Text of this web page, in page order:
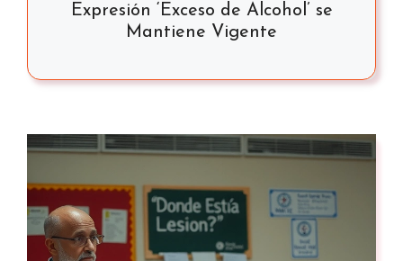
Expresión ‘Exceso de Alcohol’ se
Mantiene Vigente